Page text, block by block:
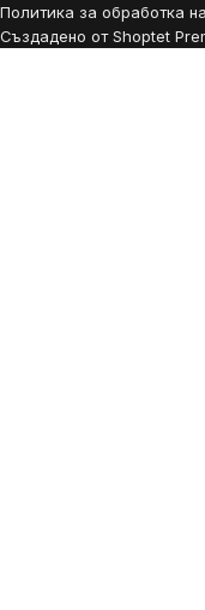
Политика за обработка
Създадено от Shoptet